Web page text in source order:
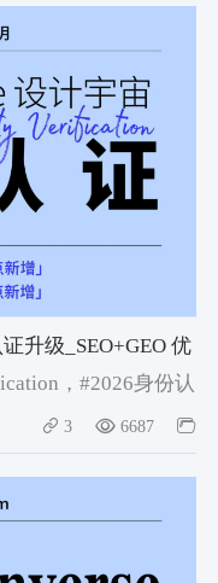
升级_SEO+GEO 优
，#2026身份认
3 6687